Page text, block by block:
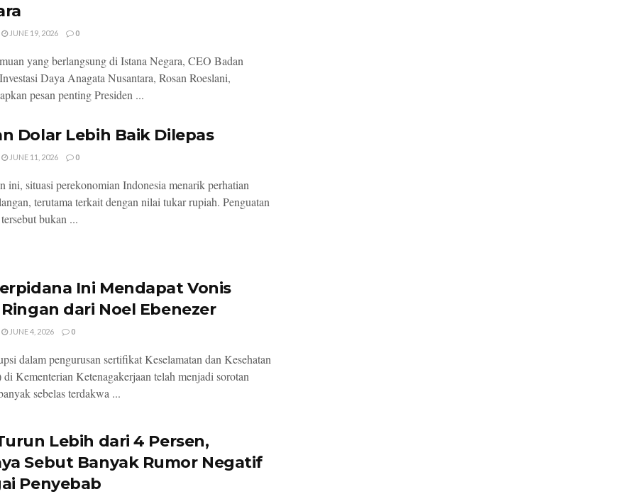
JUNE 19, 2026 0
yang berlangsung di Istana Negara, CEO Badan
Daya Anagata Nusantara, Rosan Roeslani,
pesan penting Presiden ...
Dolar Lebih Baik Dilepas
JUNE 11, 2026 0
ini, situasi perekonomian Indonesia menarik perhatian
terutama terkait dengan nilai tukar rupiah. Penguatan
bukan ...
Ini Mendapat Vonis
dari Noel Ebenezer
JUNE 4, 2026 0
dalam pengurusan sertifikat Keselamatan dan Kesehatan
Kementerian Ketenagakerjaan telah menjadi sorotan
sebelas terdakwa ...
Lebih dari 4 Persen,
Sebut Banyak Rumor Negatif
Penyebab